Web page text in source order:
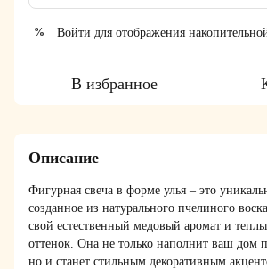
% Войти для отображения
В избранное
Описание
Фигурная свеча в форме улья – это
созданное из натурального пчелиного
свой естественный медовый аромат и
оттенок. Она не только наполнит ваш дом
но и станет стильным декоративным